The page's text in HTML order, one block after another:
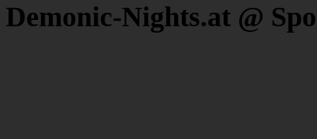
Demonic-Nights.at @